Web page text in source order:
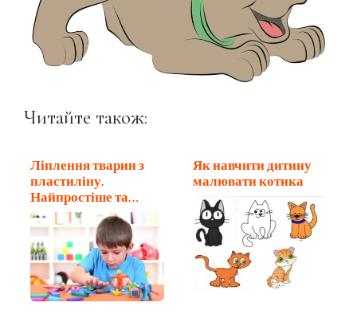
Читайте також:
Ліплення тварин з
пластиліну.
Найпростіше та
найцікавіше
Як навчити дитину
малювати котика